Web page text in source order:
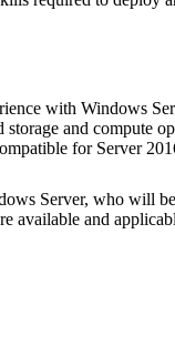
with Windows
and
for Server
Server, who will
available and